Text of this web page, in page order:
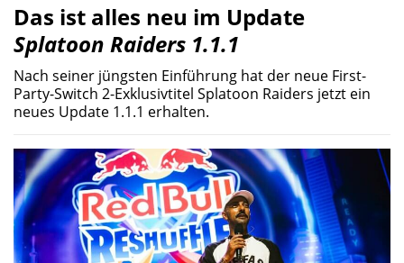
Das ist alles neu im Update
Splatoon Raiders 1.1.1
Nach seiner jüngsten Einführung hat der neue First-
Party-Switch 2-Exklusivtitel Splatoon Raiders jetzt ein
neues Update 1.1.1 erhalten.